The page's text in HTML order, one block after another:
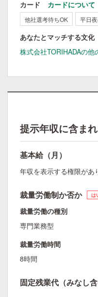
カード カードについて
他社選考待ちOK 平日
あなたとマッチする文化
株式会社TORIHADAの他
提示年収に含ま
基本給（月）
年収を表示する権限があ
裁量労働制か否か は
裁量労働の種別
専門業務型
裁量労働時間
8時間
固定残業代（みなし含